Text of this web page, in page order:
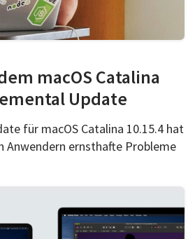
macOS Catalina
Update
für macOS Catalina 10.15.4 hat
Anwendern ernsthafte Probleme